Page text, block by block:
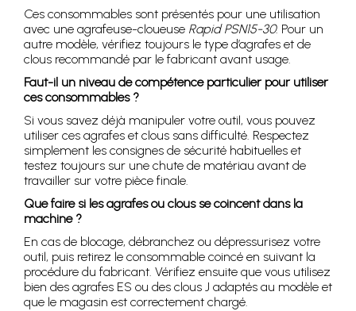
Ces consommables sont présentés pour une utilisation
avec une agrafeuse-cloueuse Rapid PSN15-30. Pour un
autre modèle, vérifiez toujours le type d’agrafes et de
clous recommandé par le fabricant avant usage.
Faut-il un niveau de compétence particulier pour utiliser
ces consommables ?
Si vous savez déjà manipuler votre outil, vous pouvez
utiliser ces agrafes et clous sans difficulté. Respectez
simplement les consignes de sécurité habituelles et
testez toujours sur une chute de matériau avant de
travailler sur votre pièce finale.
Que faire si les agrafes ou clous se coincent dans la
machine ?
En cas de blocage, débranchez ou dépressurisez votre
outil, puis retirez le consommable coincé en suivant la
procédure du fabricant. Vérifiez ensuite que vous utilisez
bien des agrafes ES ou des clous J adaptés au modèle et
que le magasin est correctement chargé.